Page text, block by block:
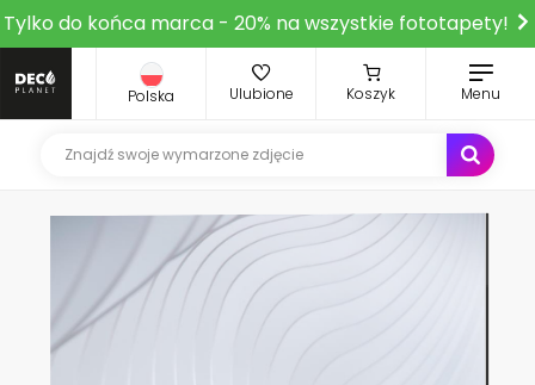
Tylko do końca marca - 20% na wszystkie fototapety!
Polska Ulubione Koszyk Menu